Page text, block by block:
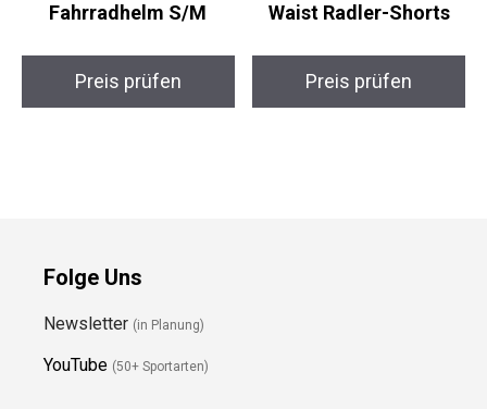
Fahrradhelm S/M
Preis prüfen
Waist Radler-Shorts
Preis prüfen
Folge Uns
Newsletter (in Planung)
YouTube (50+ Sportarten)